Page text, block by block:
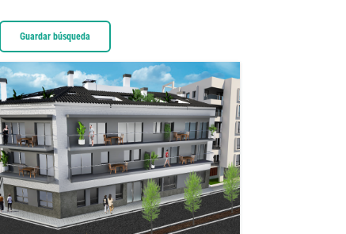
Guardar búsqueda